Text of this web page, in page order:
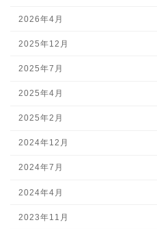
2026年4月
2025年12月
2025年7月
2025年4月
2025年2月
2024年12月
2024年7月
2024年4月
2023年11月